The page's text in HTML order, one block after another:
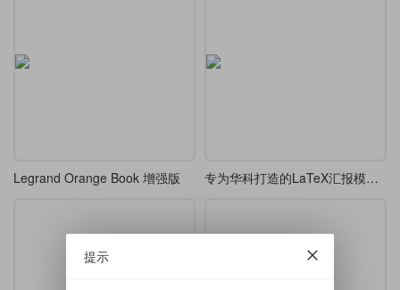
Legrand Orange Book 增强版 专为华科打造的LaTeX汇报模板，开题/答辩通用
提示